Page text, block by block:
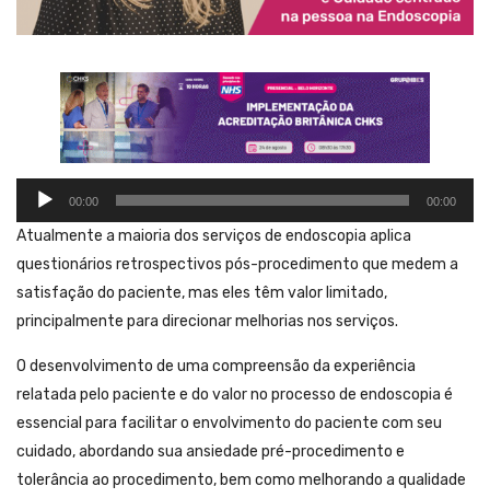
Tocador
áudio
00:00 00:00
Atualmente a maioria dos serviços de endoscopia aplica
questionários retrospectivos pós-procedimento que medem a
satisfação do paciente, mas eles têm valor limitado,
principalmente para direcionar melhorias nos serviços.
O desenvolvimento de uma compreensão da experiência
relatada pelo paciente e do valor no processo de endoscopia é
essencial para facilitar o envolvimento do paciente com seu
cuidado, abordando sua ansiedade pré-procedimento e
tolerância ao procedimento, bem como melhorando a qualidade